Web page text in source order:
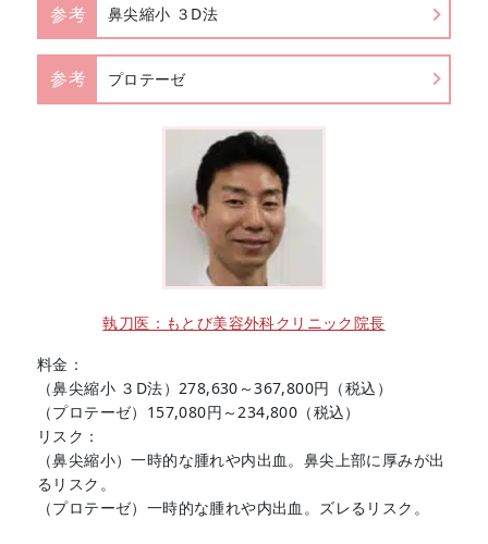
参考 鼻尖縮小 ３D法
参考 プロテーゼ
執刀医：もとび美容外科クリニック院長
料金：
（鼻尖縮小 ３D法）278,630～367,800円（税込）
（プロテーゼ）157,080円～234,800（税込）
リスク：
（鼻尖縮小）一時的な腫れや内出血。鼻尖上部に厚みが出
るリスク。
（プロテーゼ）一時的な腫れや内出血。ズレるリスク。